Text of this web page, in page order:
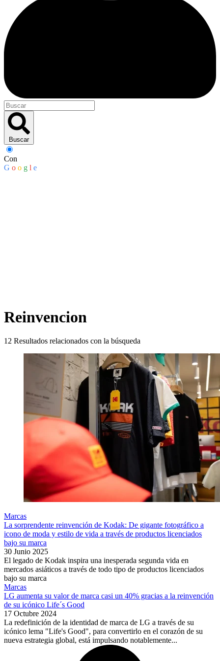
Buscar
Con
G o o g l e
Reinvencion
12 Resultados relacionados con la búsqueda
Marcas
La sorprendente reinvención de Kodak: De gigante fotográfico a
icono de moda y estilo de vida a través de productos licenciados
bajo su marca
30 Junio 2025
El legado de Kodak inspira una inesperada segunda vida en
mercados asiáticos a través de todo tipo de productos licenciados
bajo su marca
Marcas
LG aumenta su valor de marca casi un 40% gracias a la reinvención
de su icónico Life´s Good
17 Octubre 2024
La redefinición de la identidad de marca de LG a través de su
icónico lema "Life's Good", para convertirlo en el corazón de su
nueva estrategia global, está impulsando notablemente...